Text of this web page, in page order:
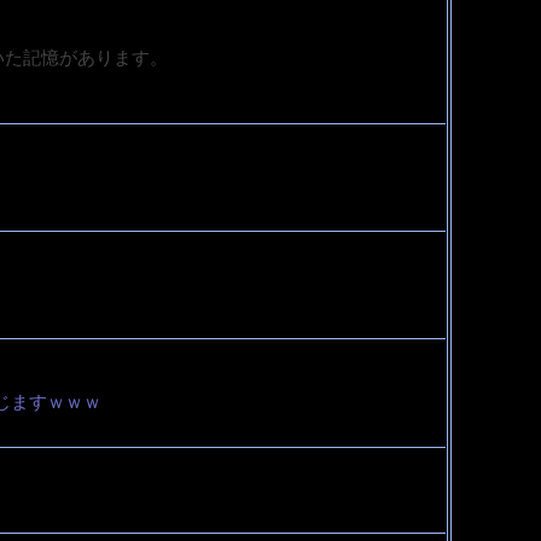
記憶があります。
ますｗｗｗ